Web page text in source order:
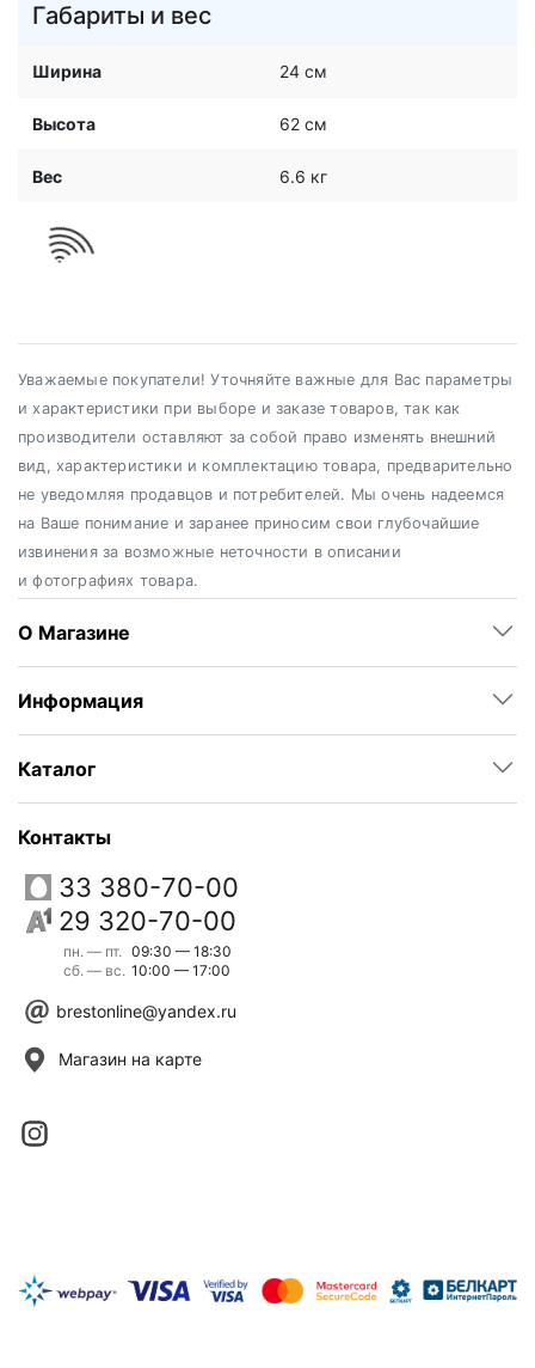
Габариты и вес
Ширина 24 см
Высота 62 см
Вес 6.6 кг
Уважаемые покупатели! Уточняйте важные для Вас параметры
и характеристики при выборе и заказе товаров, так как
производители оставляют за собой право изменять внешний
вид, характеристики и комплектацию товара, предварительно
не уведомляя продавцов и потребителей. Мы очень надеемся
на Ваше понимание и заранее приносим свои глубочайшие
извинения за возможные неточности в описании
и фотографиях товара.
О Магазине
Информация
Каталог
Контакты
33 380-70-00
29 320-70-00
пн. — пт.
сб. — вс.
09:30 — 18:30
10:00 — 17:00
brestonline@yandex.ru
Магазин на карте